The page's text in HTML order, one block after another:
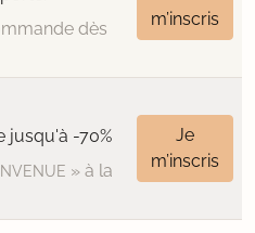
dès
m’inscris
jusqu'à -70%
» à la
Je
m’inscris